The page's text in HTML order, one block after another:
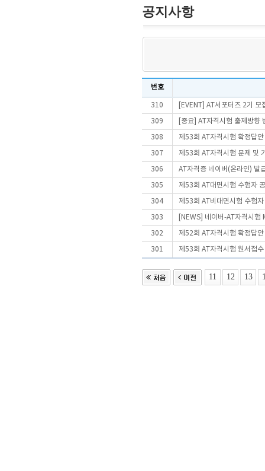
공지사항
번호
310 [EVENT] AT서포터즈 2기 모
309 [중요] AT자격시험 출제방향
308 제53회 AT자격시험 확정답
307 제53회 AT자격시험 문제 및
306 AT자격증 네이버(온라인) 발
305 제53회 AT대면시험 수험자
304 제53회 AT비대면시험 수험
303 [NEWS] 네이버-AT자격시험
302 제52회 AT자격시험 확정답
301 제53회 AT자격시험 원서접
11 12 13